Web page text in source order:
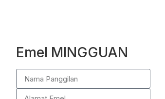
Emel MINGGUAN